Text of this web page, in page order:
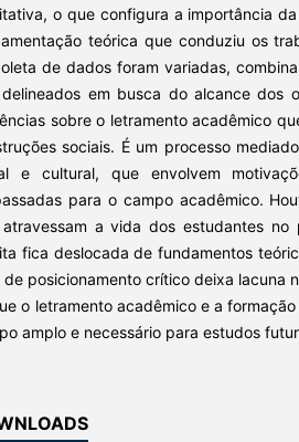
o que configura a importância
teórica que conduziu os
de dados foram variadas,
em busca do alcance dos
sobre o letramento acadêmico
sociais. É um processo
e cultural, que envolvem
para o campo acadêmico.
a vida dos estudantes no
fica deslocada de fundamentos
de posicionamento crítico deixa lacuna
o letramento acadêmico e a
amplo e necessário para estudos